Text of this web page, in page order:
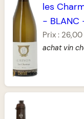
les
- BLANC
Prix :
achat vin